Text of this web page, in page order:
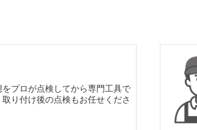
をプロが点検してから専門工具で
り付け後の点検もお任せくださ